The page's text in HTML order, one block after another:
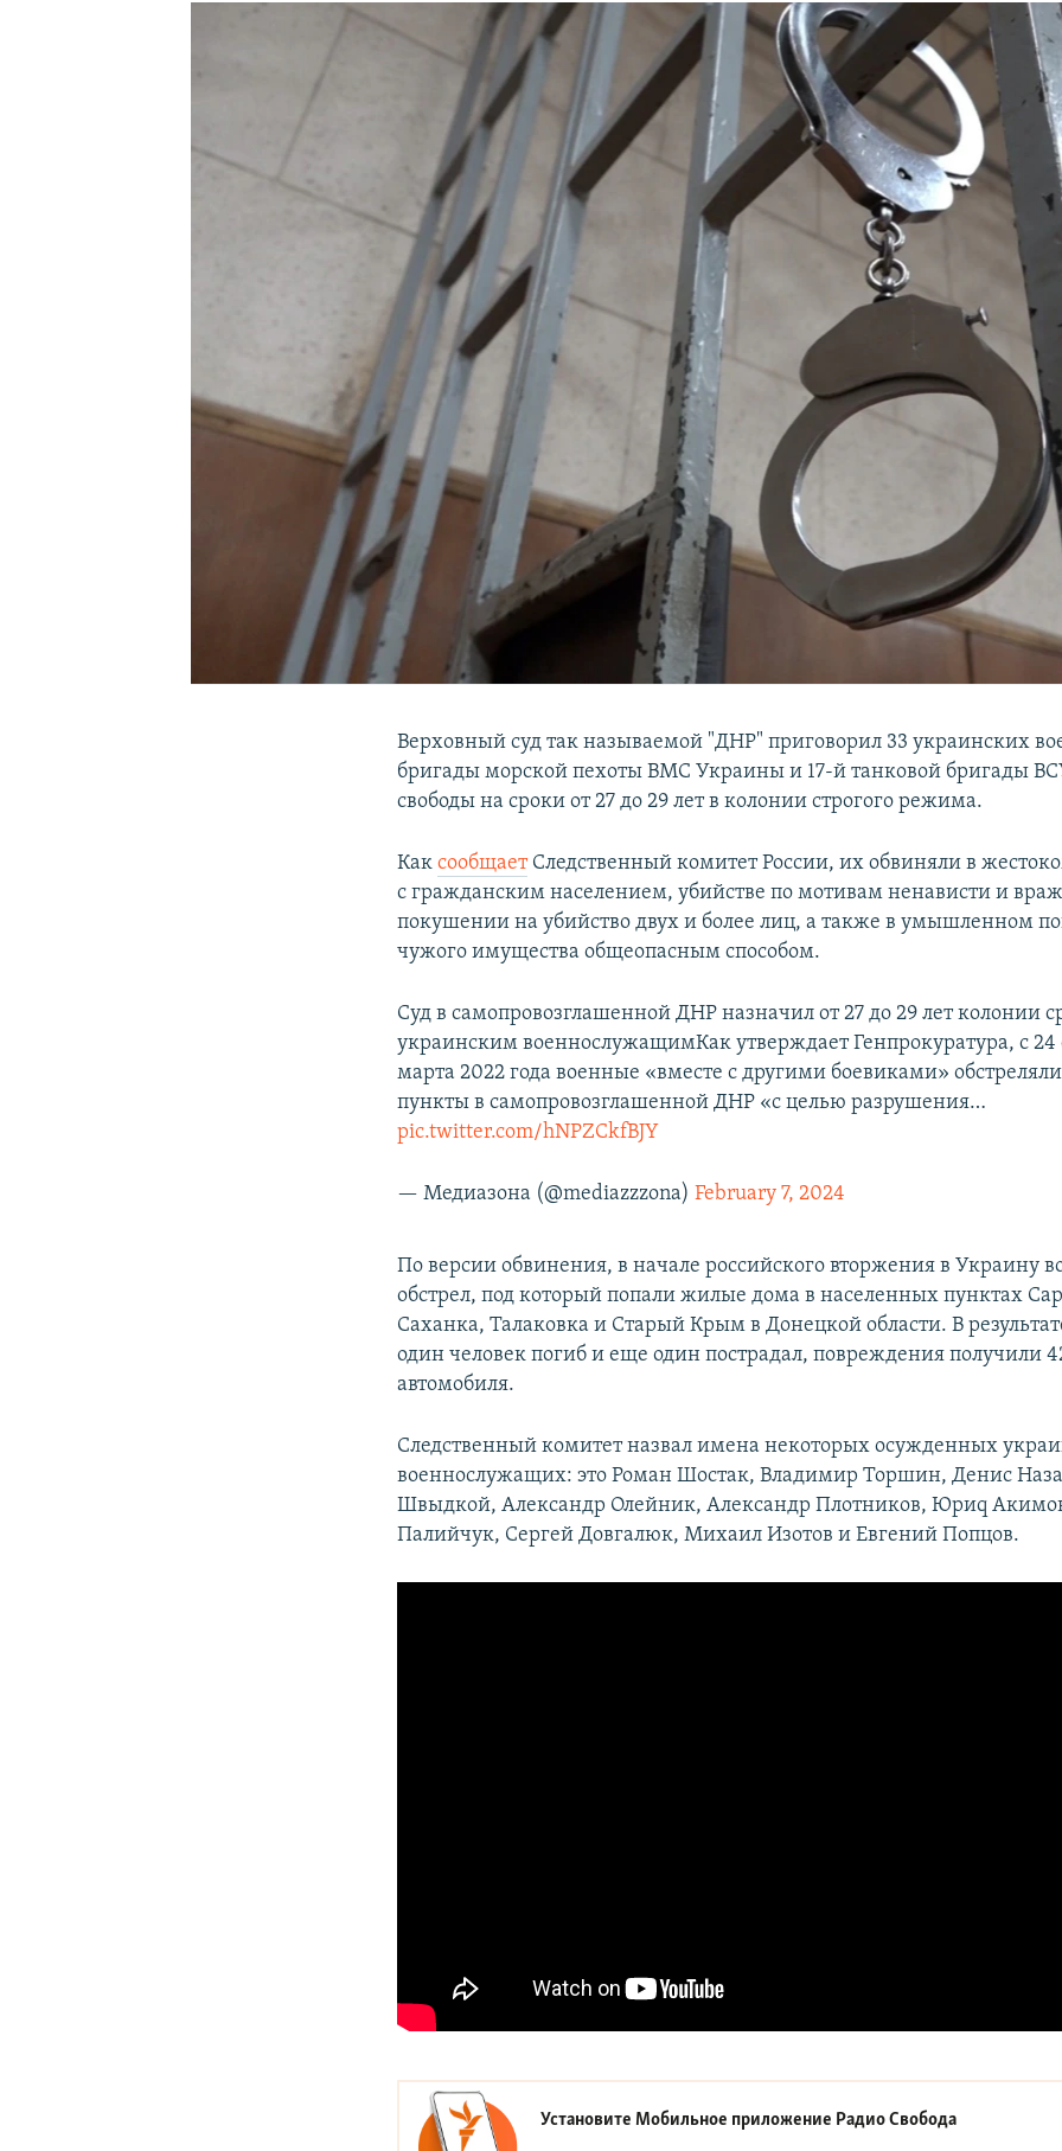
Верховный суд так называемой "ДНР" приговорил 33 украинских
бригады морской пехоты ВМС Украины и 17-й танковой бригады
свободы на сроки от 27 до 29 лет в колонии строгого режима.
КаксообщаетСледственный комитет России, их обвиняли в
с гражданским населением, убийстве по мотивам ненависти и
покушении на убийство двух и более лиц, а также в умышленном
чужого имущества общеопасным способом.
Суд в самопровозглашенной ДНР назначил от 27 до 29 лет колонии
украинским военнослужащимКак утверждает Генпрокуратура, с 24
марта 2022 года военные «вместе с другими боевиками»
пункты в самопровозглашенной ДНР «с целью разрушения…
pic.twitter.com/hNPZCkfBJY
— Медиазона (@mediazzzona)February 7, 2024
По версии обвинения, в начале российского вторжения в Украину
обстрел, под который попали жилые дома в населенных пунктах
Саханка, Талаковка и Старый Крым в Донецкой области. В
один человек погиб и еще один пострадал, повреждения получили
автомобиля.
Следственный комитет назвал имена некоторых осужденных
военнослужащих: это Роман Шостак, Владимир Торшин, Денис
Швыдкой, Александр Олейник, Александр Плотников, Юриq
Палийчук, Сергей Довгалюк, Михаил Изотов и Евгений Попцов.
Установите Мобильное приложение Радио Свобода